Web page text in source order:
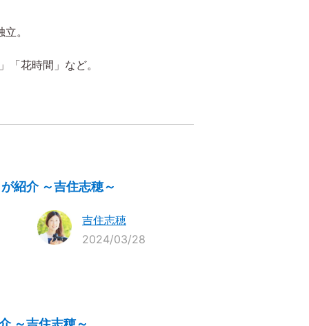
。
花時間」など。
紹介 ～吉住志穂～
吉住志穂
2024/03/28